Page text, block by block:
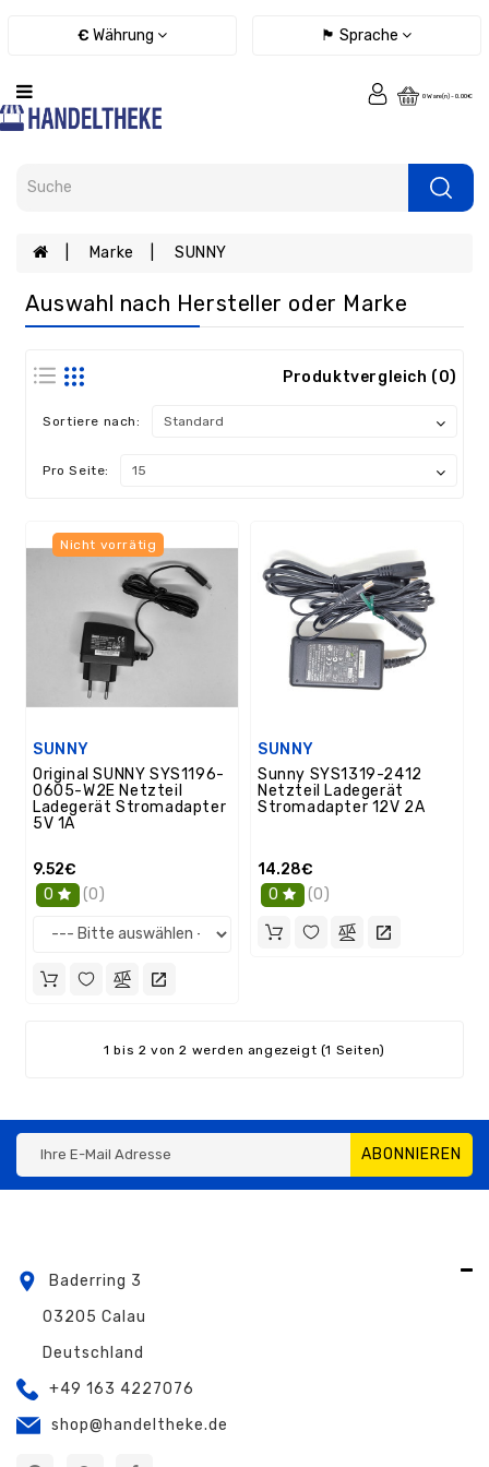
€ Währung 🏴 Sprache
Fernbedienungen
Ladegeräte
eBook
Tablet
Ersatzteile
Handy
Ersatzteile
Laptop
Ersatzteile
Ersatzteile
Sonstiges
0 Ware(n) - 0.00€
Marke SUNNY
Auswahl nach Hersteller oder Marke
Produktvergleich (0)
Sortiere nach:
Pro Seite:
Nicht vorrätig
SUNNY
Original SUNNY SYS1196-
0605-W2E Netzteil
Ladegerät Stromadapter
5V 1A
9.52€
0
(0)
SUNNY
Sunny SYS1319-2412
Netzteil Ladegerät
Stromadapter 12V 2A
14.28€
0
(0)
1 bis 2 von 2 werden angezeigt (1 Seiten)
ABONNIEREN
Baderring 3
03205 Calau
Deutschland
+49 163 4227076
shop@handeltheke.de